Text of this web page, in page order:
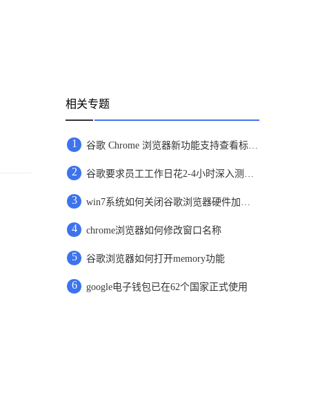
相关专题
1 谷歌 Chrome 浏览器新功能支持查看标签页内存
2 谷歌要求员工工作日花2-4小时深入测试Bard
3 win7系统如何关闭谷歌浏览器硬件加速功能
4 chrome浏览器如何修改窗口名称
5 谷歌浏览器如何打开memory功能
6 google电子钱包已在62个国家正式使用